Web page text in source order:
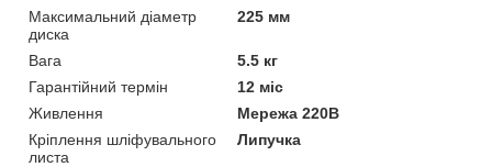
Максимальний діаметр
диска
225 мм
Вага
5.5 кг
Гарантійний термін
12 міс
Живлення
Мережа 220В
Кріплення шліфувального
листа
Липучка